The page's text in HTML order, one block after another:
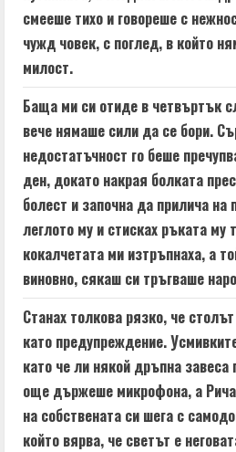
смееше тихо и говореше с
чужд човек, с поглед, в който
милост.
Баща ми си отиде в четвъртък
вече нямаше сили да се бори.
недостатъчност го беше
ден, докато накрая болката
болест и започна да прилича
леглото му и стисках ръката му
кокалчетата ми изтръпнаха, а
виновно, сякаш си тръгваше
Станах толкова рязко, че
като предупреждение.
като че ли някой дръпна
още държеше микрофона, а
на собствената си шега с
който вярва, че светът е